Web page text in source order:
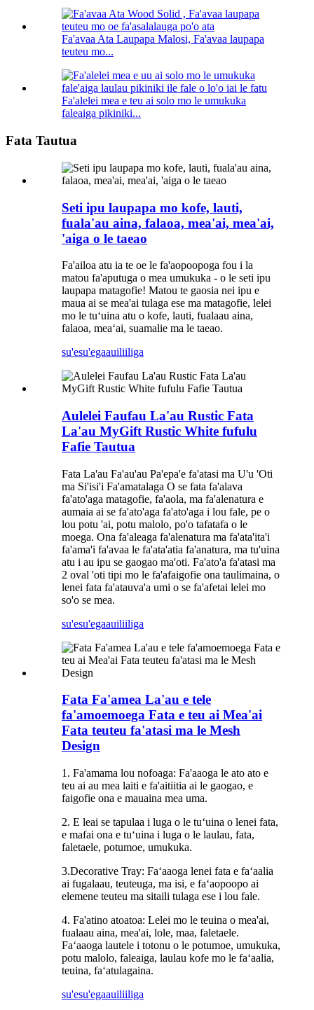
Fa'avaa Ata Laupapa Malosi, Fa'avaa laupapa
teuteu mo...
Fa'alelei mea e teu ai solo mo le umukuka
faleaiga pikiniki...
Fata Tautua
Seti ipu laupapa mo kofe, lauti,
fuala'au aina, falaoa, mea'ai, mea'ai,
'aiga o le taeao
Fa'ailoa atu ia te oe le fa'aopoopoga fou i la
matou fa'aputuga o mea umukuka - o le seti ipu
laupapa matagofie! Matou te gaosia nei ipu e
maua ai se mea'ai tulaga ese ma matagofie, lelei
mo le tuʻuina atu o kofe, lauti, fualaau aina,
falaoa, meaʻai, suamalie ma le taeao.
su'esu'egaauiliiliga
Aulelei Faufau La'au Rustic Fata
La'au MyGift Rustic White fufulu
Fafie Tautua
Fata La'au Fa'au'au Pa'epa'e fa'atasi ma U'u 'Oti
ma Si'isi'i Fa'amatalaga O se fata fa'alava
fa'ato'aga matagofie, fa'aola, ma fa'alenatura e
aumaia ai se fa'ato'aga fa'ato'aga i lou fale, pe o
lou potu 'ai, potu malolo, po'o tafatafa o le
moega. Ona fa'aleaga fa'alenatura ma fa'ata'ita'i
fa'ama'i fa'avaa le fa'ata'atia fa'anatura, ma tu'uina
atu i au ipu se gaogao ma'oti. Fa'ato'a fa'atasi ma
2 oval 'oti tipi mo le fa'afaigofie ona taulimaina, o
lenei fata fa'atauva'a umi o se fa'afetai lelei mo
so'o se mea.
su'esu'egaauiliiliga
Fata Fa'amea La'au e tele
fa'amoemoega Fata e teu ai Mea'ai
Fata teuteu fa'atasi ma le Mesh
Design
1. Fa'amama lou nofoaga: Fa'aaoga le ato ato e
teu ai au mea laiti e fa'aitiitia ai le gaogao, e
faigofie ona e mauaina mea uma.
2. E leai se tapulaa i luga o le tuʻuina o lenei fata,
e mafai ona e tuʻuina i luga o le laulau, fata,
faletaele, potumoe, umukuka.
3.Decorative Tray: Faʻaaoga lenei fata e faʻaalia
ai fugalaau, teuteuga, ma isi, e faʻaopoopo ai
elemene teuteu ma sitaili tulaga ese i lou fale.
4. Fa'atino atoatoa: Lelei mo le teuina o mea'ai,
fualaau aina, mea'ai, lole, maa, faletaele.
Faʻaaoga lautele i totonu o le potumoe, umukuka,
potu malolo, faleaiga, laulau kofe mo le faʻaalia,
teuina, faʻatulagaina.
su'esu'egaauiliiliga